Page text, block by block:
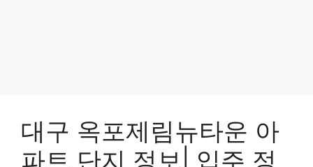
대구 옥포제림뉴타운 아
파트 단지 정보| 입주 정